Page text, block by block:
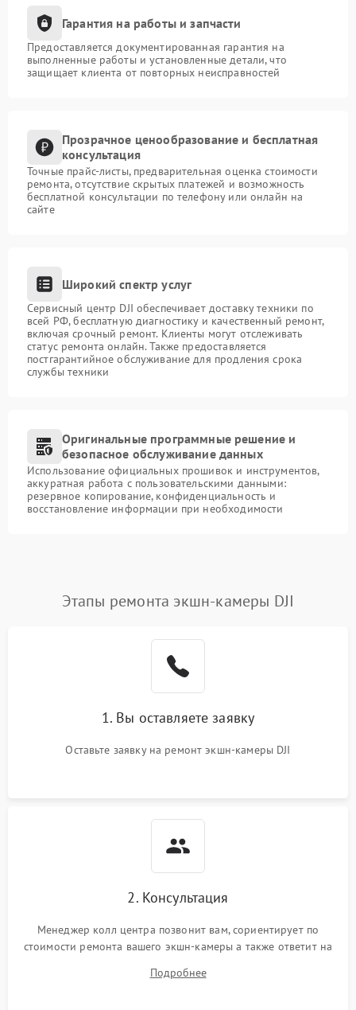
Гарантия на работы и запчасти
Предоставляется документированная гарантия на
выполненные работы и установленные детали, что
защищает клиента от повторных неисправностей
Прозрачное ценообразование и бесплатная
консультация
Точные прайс-листы, предварительная оценка стоимости
ремонта, отсутствие скрытых платежей и возможность
бесплатной консультации по телефону или онлайн на
сайте
Широкий спектр услуг
Сервисный центр DJI обеспечивает доставку техники по
всей РФ, бесплатную диагностику и качественный ремонт,
включая срочный ремонт. Клиенты могут отслеживать
статус ремонта онлайн. Также предоставляется
постгарантийное обслуживание для продления срока
службы техники
Оригинальные программные решение и
безопасное обслуживание данных
Использование официальных прошивок и инструментов,
аккуратная работа с пользовательскими данными:
резервное копирование, конфиденциальность и
восстановление информации при необходимости
Этапы ремонта экшн-камеры DJI
1. Вы оставляете заявку
Оставьте заявку на ремонт экшн-камеры DJI
2. Консультация
Менеджер колл центра позвонит вам, сориентирует по
стоимости ремонта вашего экшн-камеры а также ответит на
Подробнее